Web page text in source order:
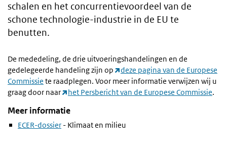
schalen en het concurrentievoordeel van de
schone technologie-industrie in de EU te
benutten.
De mededeling, de drie uitvoeringshandelingen en de
gedelegeerde handeling zijn op
deze pagina van de Europese
Commissie te raadplegen. Voor meer informatie verwijzen wij u
graag door naar
het Persbericht van de Europese Commissie.
Meer informatie
ECER-dossier - Klimaat en milieu